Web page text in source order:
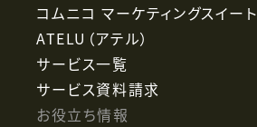
コムニコ マーケティングスイート
ATELU（アテル）
サービス一覧
サービス資料請求
お役立ち情報